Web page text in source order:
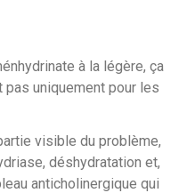
à la légère, ça
uniquement pour les
visible du problème,
déshydratation et,
anticholinergique qui